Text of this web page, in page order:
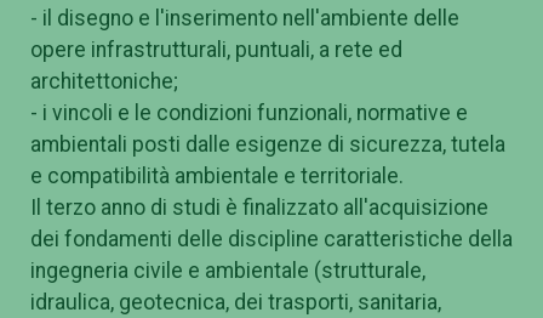
- il disegno e l'inserimento nell'ambiente delle
opere infrastrutturali, puntuali, a rete ed
architettoniche;
- i vincoli e le condizioni funzionali, normative e
ambientali posti dalle esigenze di sicurezza, tutela
e compatibilità ambientale e territoriale.
Il terzo anno di studi è finalizzato all'acquisizione
dei fondamenti delle discipline caratteristiche della
ingegneria civile e ambientale (strutturale,
idraulica, geotecnica, dei trasporti, sanitaria,